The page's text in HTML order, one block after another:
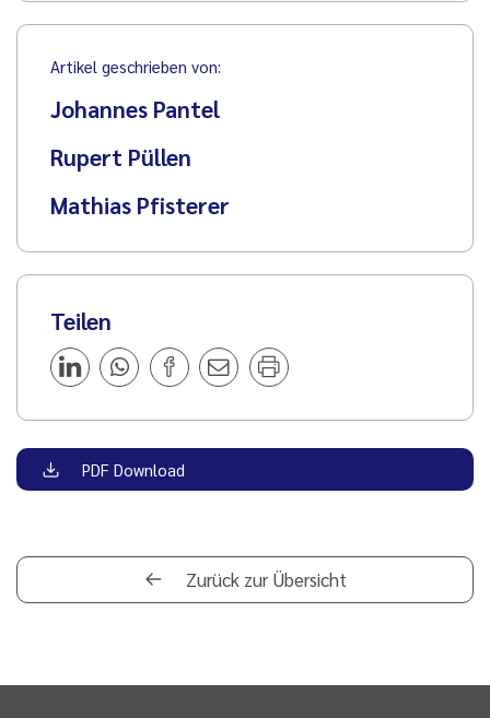
Artikel geschrieben von:
Johannes Pantel
Rupert Püllen
Mathias Pfisterer
Teilen
PDF Download
Zurück zur Übersicht